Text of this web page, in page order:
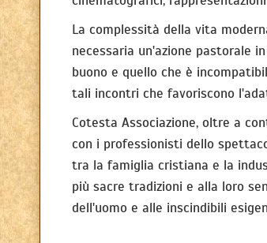
La complessità della vita
necessaria un'azione pastorale
buono e quello che è
tali incontri che favoriscono
Cotesta Associazione, oltre a
con i professionisti dello
tra la famiglia cristiana e la
più sacre tradizioni e alla loro
dell'uomo e alle inscindibili